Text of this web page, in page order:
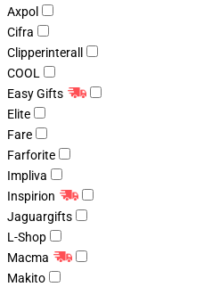
Axpol
Cifra
Clipperinterall
COOL
Easy Gifts
Elite
Fare
Farforite
Impliva
Inspirion
Jaguargifts
L-Shop
Macma
Makito